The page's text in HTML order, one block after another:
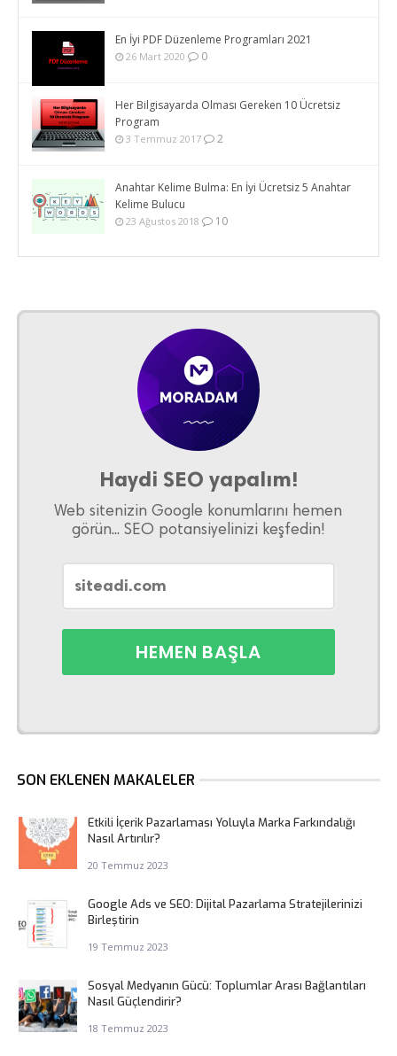
En İyi PDF Düzenleme Programları 2021
26 Mart 2020 0
Her Bilgisayarda Olması Gereken 10 Ücretsiz
Program
3 Temmuz 2017 2
Anahtar Kelime Bulma: En İyi Ücretsiz 5 Anahtar
Kelime Bulucu
23 Ağustos 2018 10
Haydi SEO yapalım!
Web sitenizin Google konumlarını hemen
görün... SEO potansiyelinizi keşfedin!
SON EKLENEN MAKALELER
Etkili İçerik Pazarlaması Yoluyla Marka Farkındalığı
Nasıl Artırılır?
20 Temmuz 2023
Google Ads ve SEO: Dijital Pazarlama Stratejilerinizi
Birleştirin
19 Temmuz 2023
Sosyal Medyanın Gücü: Toplumlar Arası Bağlantıları
Nasıl Güçlendirir?
18 Temmuz 2023